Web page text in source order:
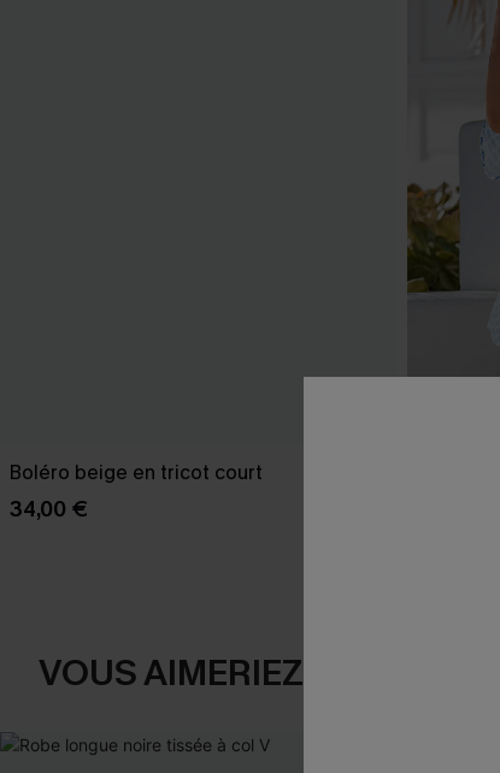
Boléro beige en tricot court
34,00 €
VOUS AIMERIEZ AUSSI